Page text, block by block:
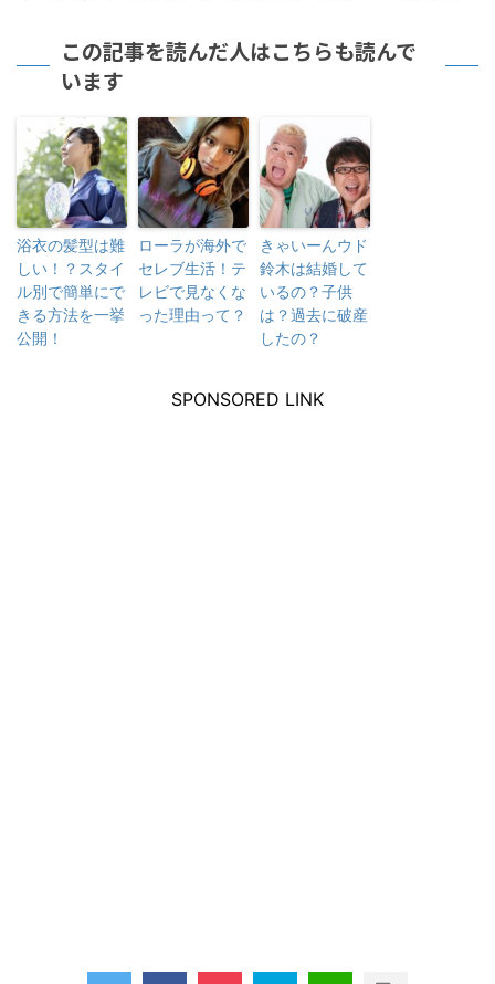
この記事を読んだ人はこちらも読んで
います
浴衣の髪型は難
しい！？スタイ
ル別で簡単にで
きる方法を一挙
公開！
ローラが海外で
セレブ生活！テ
レビで見なくな
った理由って？
きゃいーんウド
鈴木は結婚して
いるの？子供
は？過去に破産
したの？
SPONSORED LINK